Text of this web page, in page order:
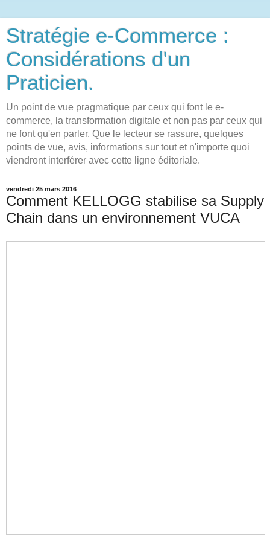
Stratégie e-Commerce :
Considérations d'un
Praticien.
Un point de vue pragmatique par ceux qui font le e-
commerce, la transformation digitale et non pas par ceux qui
ne font qu'en parler. Que le lecteur se rassure, quelques
points de vue, avis, informations sur tout et n'importe quoi
viendront interférer avec cette ligne éditoriale.
vendredi 25 mars 2016
Comment KELLOGG stabilise sa Supply
Chain dans un environnement VUCA